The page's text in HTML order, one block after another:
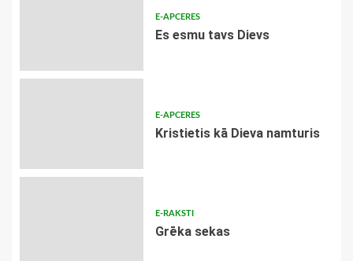
E-APCERES
Es esmu tavs Dievs
E-APCERES
Kristietis kā Dieva namturis
E-RAKSTI
Grēka sekas